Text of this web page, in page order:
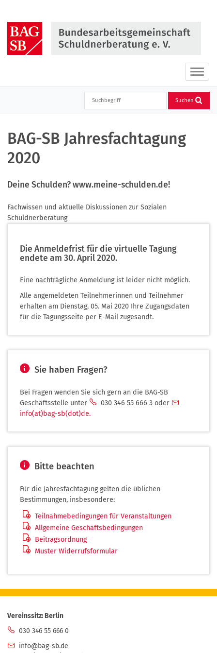
Inhalt
springen
ein-
oder
Suchen
BAG-SB Jahresfachtagung
2020
Deine Schulden? www.meine-schulden.de!
Fachwissen und aktuelle Diskussionen zur Sozialen
Schuldnerberatung
Die Anmeldefrist für die virtuelle Tagung
endete am 30. April 2020.
Eine nachträgliche Anmeldung ist leider nicht möglich.
Alle angemeldeten Teilnehmerinnen und Teilnehmer
erhalten am Dienstag, 05. Mai 2020 Ihre Zugangsdaten
für die Tagungsseite per E-Mail zugesandt.
Sie haben Fragen?
Bei Fragen wenden Sie sich gern an die BAG-SB
Geschäftsstelle unter
030 346 55 666 3 oder
info(at)bag-sb(dot)de.
Bitte beachten
Für die Jahresfachtagung gelten die üblichen
Bestimmungen, insbesondere:
Teilnahmebedingungen für Veranstaltungen(PDF-
Allgemeine Geschäftsbedingungen(PDF-
Beitragsordnung(PDF-
Dokument)
Muster Widerrufsformular(PDF-
Vereinssitz: Berlin
030 346 55 666 0
info@bag-sb.de